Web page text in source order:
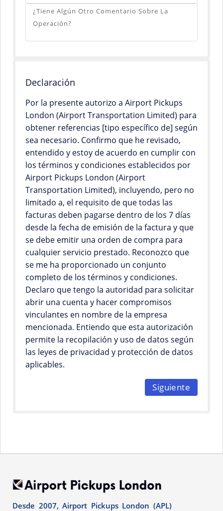
¿Tiene Algún Otro Comentario Sobre La
Operación?
Declaración
Por la presente autorizo a Airport Pickups
London (Airport Transportation Limited) para
obtener referencias [tipo específico de] según
sea necesario. Confirmo que he revisado,
entendido y estoy de acuerdo en cumplir con
los términos y condiciones establecidos por
Airport Pickups London (Airport
Transportation Limited), incluyendo, pero no
limitado a, el requisito de que todas las
facturas deben pagarse dentro de los 7 días
desde la fecha de emisión de la factura y que
se debe emitir una orden de compra para
cualquier servicio prestado. Reconozco que
se me ha proporcionado un conjunto
completo de los términos y condiciones.
Declaro que tengo la autoridad para solicitar
abrir una cuenta y hacer compromisos
vinculantes en nombre de la empresa
mencionada. Entiendo que esta autorización
permite la recopilación y uso de datos según
las leyes de privacidad y protección de datos
aplicables.
Siguiente
Desde 2007, Airport Pickups London (APL)